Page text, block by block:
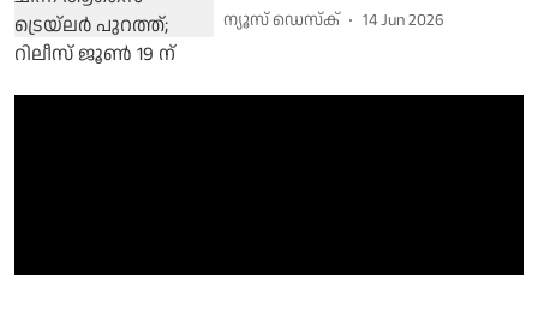
ന്യൂസ് ഡെസ്ക് 14 Jun 2026